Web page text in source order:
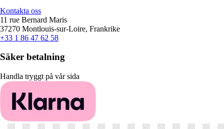
Kontakta oss
11 rue Bernard Maris
37270 Montlouis-sur-Loire, Frankrike
+33 1 86 47 62 58
Säker betalning
Handla tryggt på vår sida